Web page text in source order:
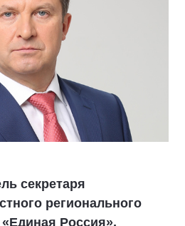
секретаря
регионального
Россия»,